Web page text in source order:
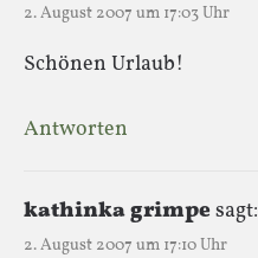
2. August 2007 um 17:03 Uhr
Schönen Urlaub!
Antworten
kathinka grimpesagt:
2. August 2007 um 17:10 Uhr